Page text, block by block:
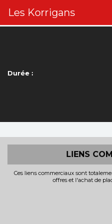
Les Korrigans
Durée :
LIENS
Ces liens commerciaux sont
offres et l'achat de